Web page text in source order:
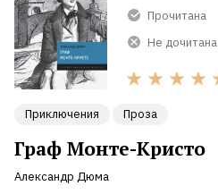
Прочитана
Не дочитана
Приключения Проза
Граф Монте-Кристо
Александр Дюма